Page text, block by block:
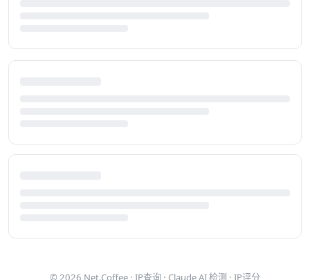
© 2026 Net.Coffee · IP查询 · Claude AI 检测 · IP评分